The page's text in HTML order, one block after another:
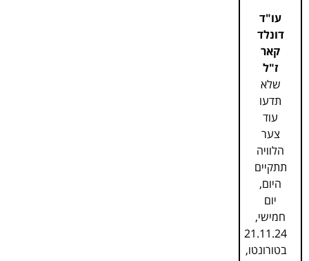
עו"ד
דונלד
קאר
ז"ל
שלא
תדעו
עוד
צער
הלוויה
תתקיים
היום,
יום
חמישי,
21.11.24
בטורונטו,